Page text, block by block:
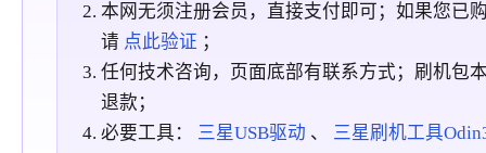
本网无须注册会员，直接支付即可；如果您已
请 点此验证 ；
任何技术咨询，页面底部有联系方式；刷机包
退款；
必要工具： 三星USB驱动 、 三星刷机工具